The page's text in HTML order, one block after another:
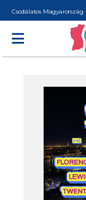
Csodálatos Magyarország